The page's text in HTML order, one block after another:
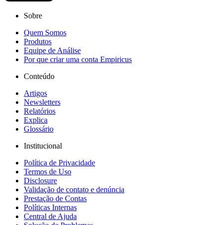
Sobre
Quem Somos
Produtos
Equipe de Análise
Por que criar uma conta Empiricus
Conteúdo
Artigos
Newsletters
Relatórios
Explica
Glossário
Institucional
Política de Privacidade
Termos de Uso
Disclosure
Validação de contato e denúncia
Prestação de Contas
Políticas Internas
Central de Ajuda